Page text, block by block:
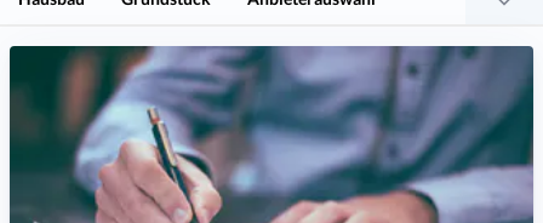
Finanzierung, Kosten & Förderung
Gesetze & Versicherungen
Energiesparen & Nachhaltigkeit Einzug & Wohnen